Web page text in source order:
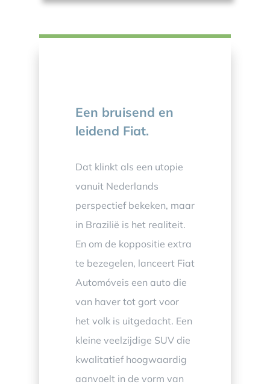
Een bruisend en
leidend Fiat.
Dat klinkt als een utopie
vanuit Nederlands
perspectief bekeken, maar
in Brazilië is het realiteit.
En om de koppositie extra
te bezegelen, lanceert Fiat
Automóveis een auto die
van haver tot gort voor
het volk is uitgedacht. Een
kleine veelzijdige SUV die
kwalitatief hoogwaardig
aanvoelt in de vorm van